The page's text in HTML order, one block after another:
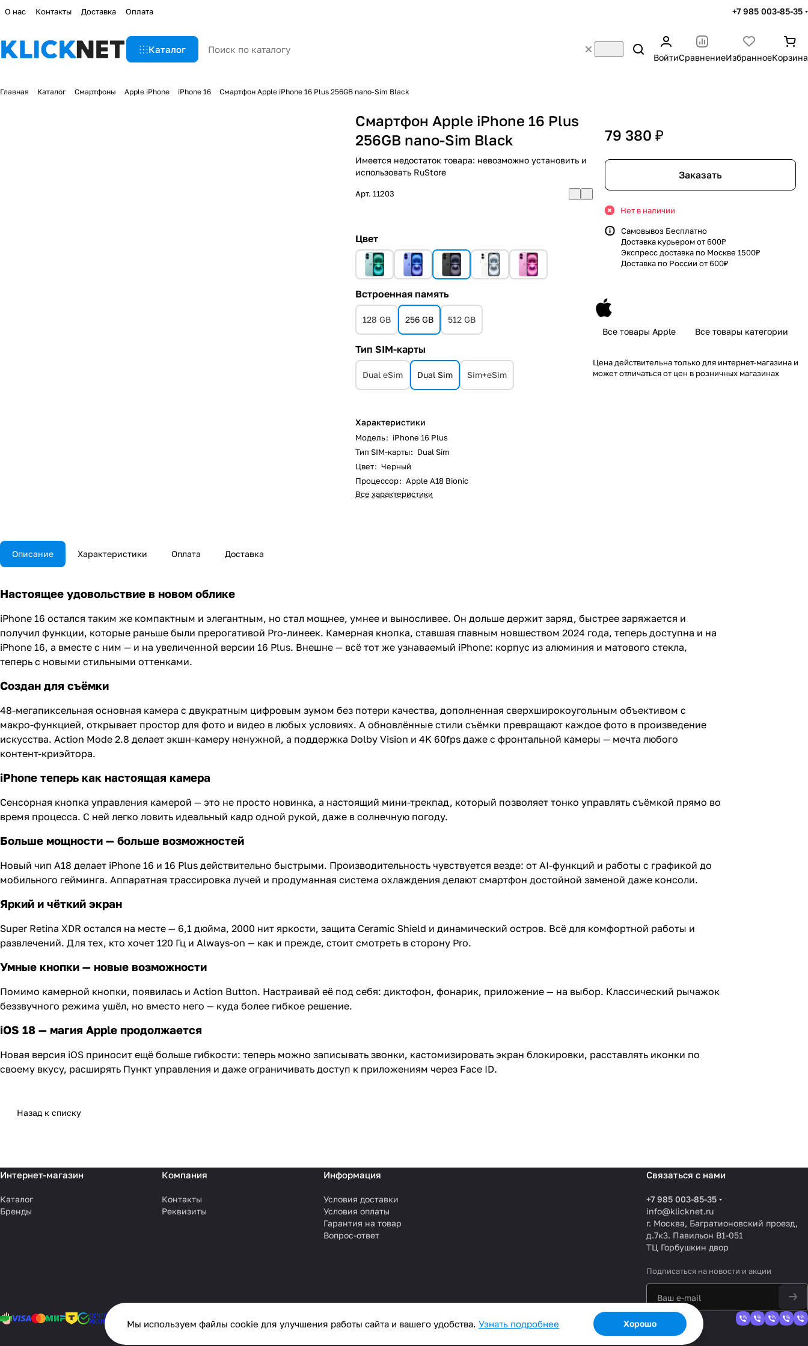
О нас Контакты Доставка Оплата +7 985 003-85-35
Каталог
ВойтиСравнениеИзбранноеКорзина
Главная Каталог Смартфоны Apple iPhone iPhone 16 Смартфон Apple iPhone 16 Plus 256GB nano-Sim Black
Смартфон Apple iPhone 16 Plus
256GB nano-Sim Black
Имеется недостаток товара: невозможно установить и
использовать RuStore
Арт.11203
Цвет
Встроенная память
128 GB 256 GB 512 GB
Тип SIM-карты
Dual eSim Dual Sim Sim+eSim
Характеристики
Модель: iPhone 16 Plus
Тип SIM-карты: Dual Sim
Цвет: Черный
Процессор: Apple A18 Bionic
Все характеристики
79 380 ₽
Заказать
Нет в наличии
Самовывоз Бесплатно
Доставка курьером от 600₽
Экспресс доставка по Москве 1500₽
Доставка по России от 600₽
Все товары Apple Все товары категории
Цена действительна только для интернет-магазина и
может отличаться от цен в розничных магазинах
Описание Характеристики Оплата Доставка
Настоящее удовольствие в новом облике
iPhone 16 остался таким же компактным и элегантным, но стал мощнее, умнее и выносливее. Он дольше держит заряд, быстрее заряжается и
получил функции, которые раньше были прерогативой Pro-линеек. Камерная кнопка, ставшая главным новшеством 2024 года, теперь доступна и на
iPhone 16, а вместе с ним — и на увеличенной версии 16 Plus. Внешне — всё тот же узнаваемый iPhone: корпус из алюминия и матового стекла,
теперь с новыми стильными оттенками.
Создан для съёмки
48-мегапиксельная основная камера с двукратным цифровым зумом без потери качества, дополненная сверхширокоугольным объективом с
макро-функцией, открывает простор для фото и видео в любых условиях. А обновлённые стили съёмки превращают каждое фото в произведение
искусства. Action Mode 2.8 делает экшн-камеру ненужной, а поддержка Dolby Vision и 4K 60fps даже с фронтальной камеры — мечта любого
контент-криэйтора.
iPhone теперь как настоящая камера
Сенсорная кнопка управления камерой — это не просто новинка, а настоящий мини-трекпад, который позволяет тонко управлять съёмкой прямо во
время процесса. С ней легко ловить идеальный кадр одной рукой, даже в солнечную погоду.
Больше мощности — больше возможностей
Новый чип A18 делает iPhone 16 и 16 Plus действительно быстрыми. Производительность чувствуется везде: от AI-функций и работы с графикой до
мобильного гейминга. Аппаратная трассировка лучей и продуманная система охлаждения делают смартфон достойной заменой даже консоли.
Яркий и чёткий экран
Super Retina XDR остался на месте — 6,1 дюйма, 2000 нит яркости, защита Ceramic Shield и динамический остров. Всё для комфортной работы и
развлечений. Для тех, кто хочет 120 Гц и Always-on — как и прежде, стоит смотреть в сторону Pro.
Умные кнопки — новые возможности
Помимо камерной кнопки, появилась и Action Button. Настраивай её под себя: диктофон, фонарик, приложение — на выбор. Классический рычажок
беззвучного режима ушёл, но вместо него — куда более гибкое решение.
iOS 18 — магия Apple продолжается
Новая версия iOS приносит ещё больше гибкости: теперь можно записывать звонки, кастомизировать экран блокировки, расставлять иконки по
своему вкусу, расширять Пункт управления и даже ограничивать доступ к приложениям через Face ID.
Назад к списку
Интернет-магазин
Каталог
Бренды
Компания
Контакты
Реквизиты
Информация
Условия доставки
Условия оплаты
Гарантия на товар
Вопрос-ответ
Связаться с нами
+7 985 003-85-35
info@klicknet.ru
г. Москва, Багратионовский проезд,
д.7к3. Павильон B1-051
ТЦ Горбушкин двор
Подписаться на новости и акции
Мы используем файлы cookie для улучшения работы сайта и вашего удобства. Узнать подробнее Хорошо